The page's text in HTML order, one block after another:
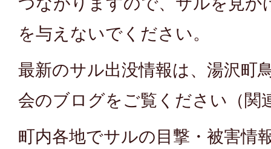
を与えないでください。
最新のサル出没情報は、湯沢町
会のブログをご覧ください（関
町内各地でサルの目撃・被害情